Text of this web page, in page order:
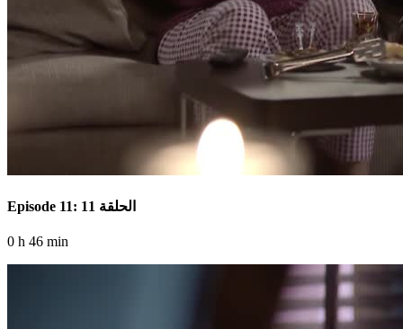
Episode 11: الحلقة 11
0 h 46 min